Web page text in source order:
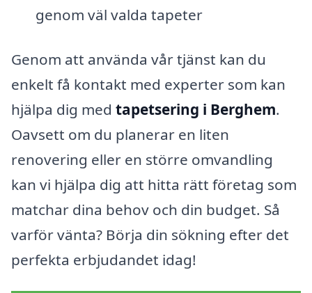
genom väl valda tapeter
Genom att använda vår tjänst kan du
enkelt få kontakt med experter som kan
hjälpa dig med tapetsering i Berghem.
Oavsett om du planerar en liten
renovering eller en större omvandling
kan vi hjälpa dig att hitta rätt företag som
matchar dina behov och din budget. Så
varför vänta? Börja din sökning efter det
perfekta erbjudandet idag!